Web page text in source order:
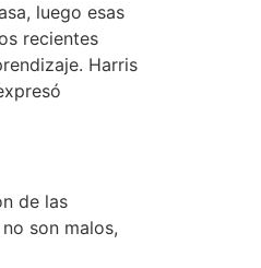
luego esas
recientes
Harris
de las
son malos,